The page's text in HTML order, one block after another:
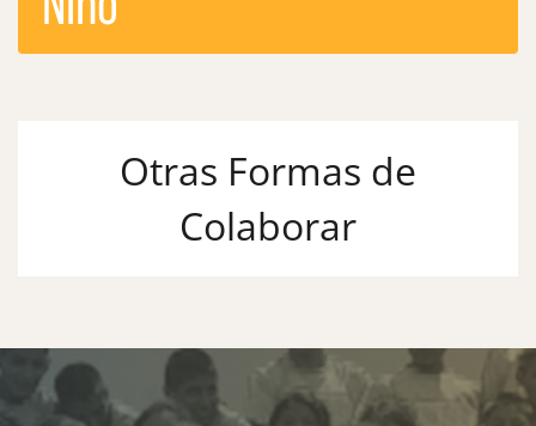
Otras Formas de
Colaborar